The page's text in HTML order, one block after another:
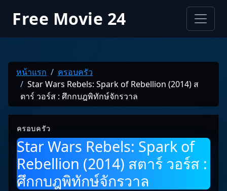
Free Movie 24
หน้าแรก
ครอบครัว
Star Wars Rebels: Spark of Rebellion (2014) ส
ตาร์ วอร์ส : ศึกกบฎพิทักษ์จักรวาล
ครอบครัว
Star Wars Rebels: Spark of
Rebellion (2014) สตาร์ วอร์ส :
ศึกกบฎพิทักษ์จักรวาล